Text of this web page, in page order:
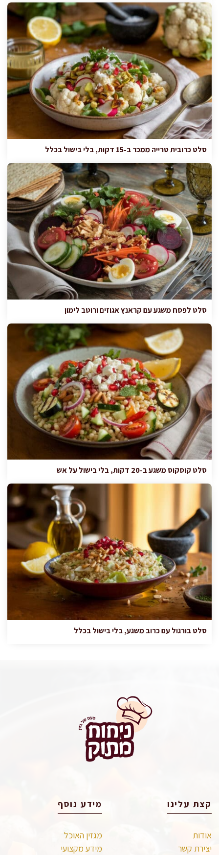
סלט כרובית טרייה ממכר ב-15 דקות, בלי בישול בכלל
סלט לפסח משגע עם קראנץ אגוזים ורוטב לימון
סלט קוסקוס משגע ב-20 דקות, בלי בישול על אש
סלט בורגול עם כרוב משגע, בלי בישול בכלל
קצת עלינו
אודות
יצירת קשר
מידע נוסף
מגזין האוכל
מידע מקצועי